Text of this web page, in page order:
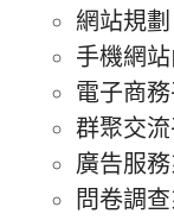
網站規
手機網
電子商
群聚交
廣告服
問卷調